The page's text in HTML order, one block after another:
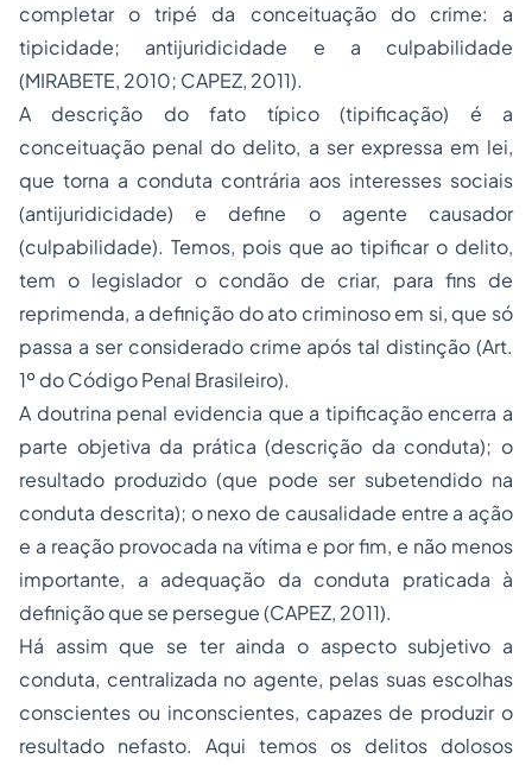
completar o tripé da conceituação do crime: a
tipicidade; antijuridicidade e a culpabilidade
(MIRABETE, 2010; CAPEZ, 2011).
A descrição do fato típico (tipificação) é a
conceituação penal do delito, a ser expressa em lei,
que torna a conduta contrária aos interesses sociais
(antijuridicidade) e define o agente causador
(culpabilidade). Temos, pois que ao tipificar o delito,
tem o legislador o condão de criar, para fins de
reprimenda, a definição do ato criminoso em si, que só
passa a ser considerado crime após tal distinção (Art.
1º do Código Penal Brasileiro).
A doutrina penal evidencia que a tipificação encerra a
parte objetiva da prática (descrição da conduta); o
resultado produzido (que pode ser subetendido na
conduta descrita); o nexo de causalidade entre a ação
e a reação provocada na vítima e por fim, e não menos
importante, a adequação da conduta praticada à
definição que se persegue (CAPEZ, 2011).
Há assim que se ter ainda o aspecto subjetivo a
conduta, centralizada no agente, pelas suas escolhas
conscientes ou inconscientes, capazes de produzir o
resultado nefasto. Aqui temos os delitos dolosos